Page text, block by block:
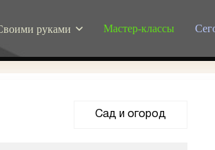
руками Мастер-классы
Сад и огород